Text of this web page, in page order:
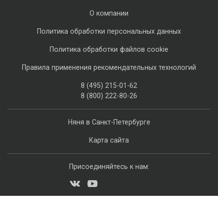
Няня в Санкт-Петербурге
Карта сайта
О компании
Политика обработки персональных данных
Политика обработки файлов cookie
Правила применения рекомендательных технологий
8 (495) 215-01-62
8 (800) 222-80-26
Присоединяйтесь к нам: